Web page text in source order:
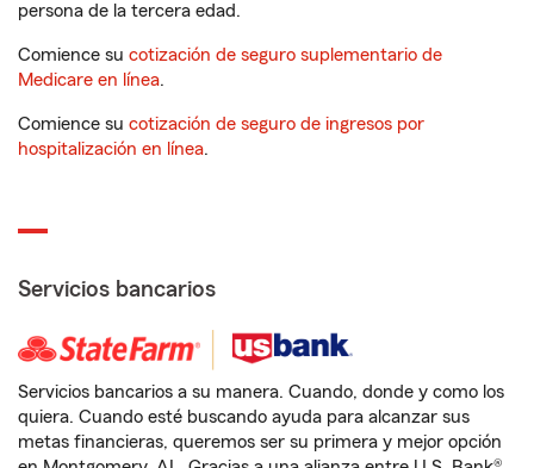
persona de la tercera edad.
Comience su cotización de seguro suplementario de
Medicare en línea.
Comience su cotización de seguro de ingresos por
hospitalización en línea.
Servicios bancarios
Servicios bancarios a su manera. Cuando, donde y como los
quiera. Cuando esté buscando ayuda para alcanzar sus
metas financieras, queremos ser su primera y mejor opción